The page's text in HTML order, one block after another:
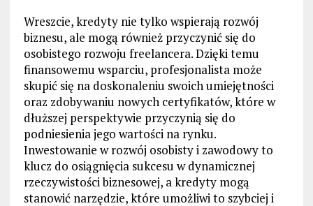
Wreszcie, kredyty nie tylko wspierają rozwój
biznesu, ale mogą również przyczynić się do
osobistego rozwoju freelancera. Dzięki temu
finansowemu wsparciu, profesjonalista może
skupić się na doskonaleniu swoich umiejętności
oraz zdobywaniu nowych certyfikatów, które w
dłuższej perspektywie przyczynią się do
podniesienia jego wartości na rynku.
Inwestowanie w rozwój osobisty i zawodowy to
klucz do osiągnięcia sukcesu w dynamicznej
rzeczywistości biznesowej, a kredyty mogą
stanowić narzędzie, które umożliwi to szybciej i